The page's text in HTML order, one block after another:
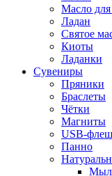
Масло
Ладан
Святое
Киоты
Ладанки
Сувениры
Пряники
Браслеты
Чётки
Магниты
USB-
Панно